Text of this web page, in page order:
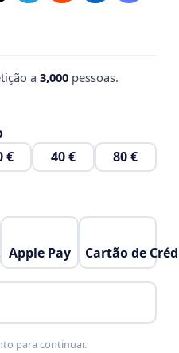
a 3,000 pessoas.
€ 40 € 80 €
Apple Pay Cartão de
para continuar.